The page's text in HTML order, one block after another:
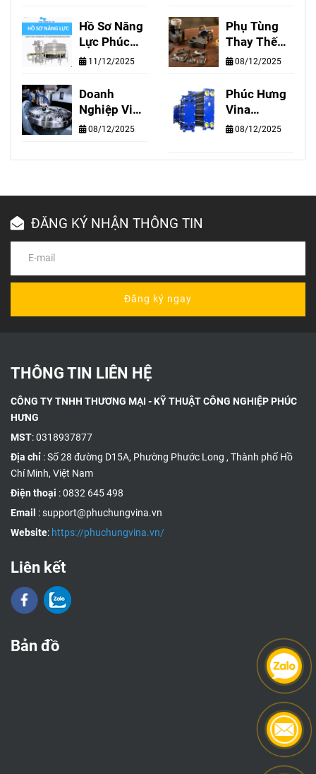
Grundfos,
SIHI chính
hãng - Phúc
Hưng cung
bơm công
nghiệp tại
Việt Nam
Cùng Phúc
Hưng Vina–
Chất Lượng
Tương
Chính Hãng,
Giá Giảm
Đến 50%
Hồ Sơ Năng
Lực Phúc
Hưng Vina
11/12/2025
Phụ Tùng
Thay Thế
Cho Máy
Nhựa
Krones,
08/12/2025
Doanh
Nghiệp Việt
Nam Tự Chủ
– Giải Pháp
08/12/2025
Phúc Hưng
Vina
Chuyên
Bộ Trao Đổi
08/12/2025
ĐĂNG KÝ NHẬN THÔNG TIN
Đăng ký ngay
THÔNG TIN LIÊN HỆ
CÔNG TY TNHH THƯƠNG MẠI - KỸ THUẬT CÔNG NGHIỆP PHÚC
HƯNG
MST: 0318937877
Địa chỉ : Số 28 đường D15A, Phường Phước Long , Thành phố Hồ
Chí Minh, Việt Nam
Điện thoại : 0832 645 498
Email : support@phuchungvina.vn
Website: https://phuchungvina.vn/
Liên kết
Bản đồ